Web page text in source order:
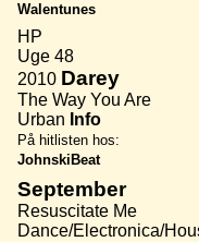
Walentunes
HP
Uge 48
2010 Darey
The Way You Are
Urban Info
På hitlisten hos:
JohnskiBeat
September
Resuscitate Me
Dance/Electronica/